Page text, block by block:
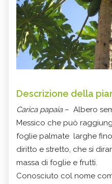
Descrizione della
Carica papaia– Albero
Messico che può
foglie palmate larghe
diritto e stretto, che si
massa di foglie e frutti.
Conosciuto col nome